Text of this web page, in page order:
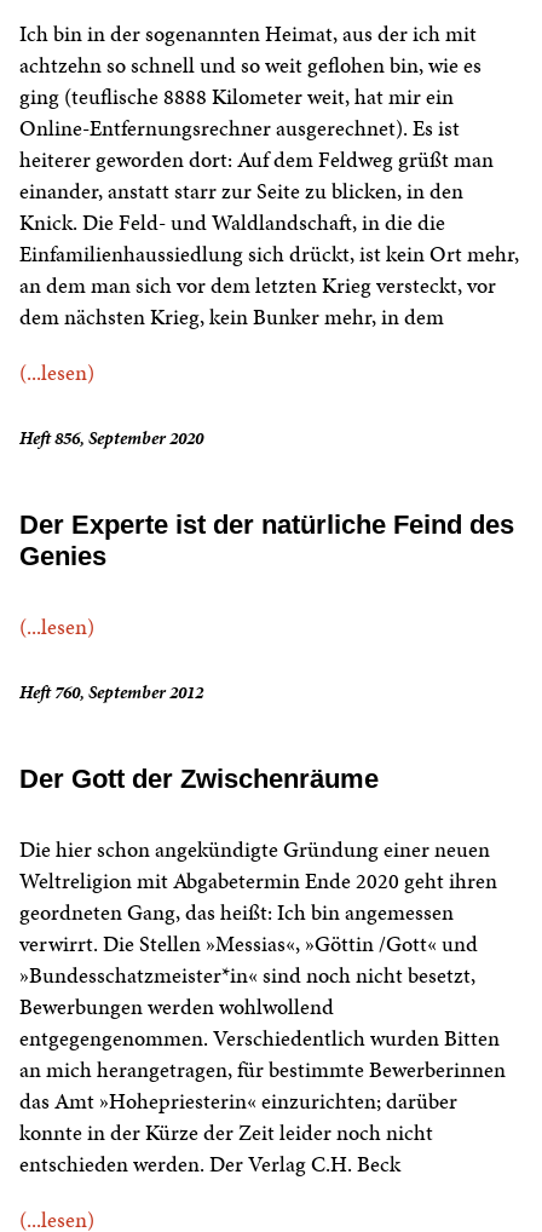
Ich bin in der sogenannten Heimat, aus der ich mit
achtzehn so schnell und so weit geflohen bin, wie es
ging (teuflische 8888 Kilometer weit, hat mir ein
Online-Entfernungsrechner ausgerechnet). Es ist
heiterer geworden dort: Auf dem Feldweg grüßt man
einander, anstatt starr zur Seite zu blicken, in den
Knick. Die Feld- und Waldlandschaft, in die die
Einfamilienhaussiedlung sich drückt, ist kein Ort mehr,
an dem man sich vor dem letzten Krieg versteckt, vor
dem nächsten Krieg, kein Bunker mehr, in dem
(...lesen)
Heft 856, September 2020
Der Experte ist der natürliche Feind des
Genies
(...lesen)
Heft 760, September 2012
Der Gott der Zwischenräume
Die hier schon angekündigte Gründung einer neuen
Weltreligion mit Abgabetermin Ende 2020 geht ihren
geordneten Gang, das heißt: Ich bin angemessen
verwirrt. Die Stellen »Messias«, »Göttin /Gott« und
»Bundesschatzmeister*in« sind noch nicht besetzt,
Bewerbungen werden wohlwollend
entgegengenommen. Verschiedentlich wurden Bitten
an mich herangetragen, für bestimmte Bewerberinnen
das Amt »Hohepriesterin« einzurichten; darüber
konnte in der Kürze der Zeit leider noch nicht
entschieden werden. Der Verlag C.H. Beck
(...lesen)